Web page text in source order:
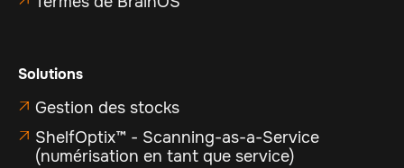
Solutions
 Gestion des stocks
 ShelfOptix™ - Scanning-as-a-Service
(numérisation en tant que service)